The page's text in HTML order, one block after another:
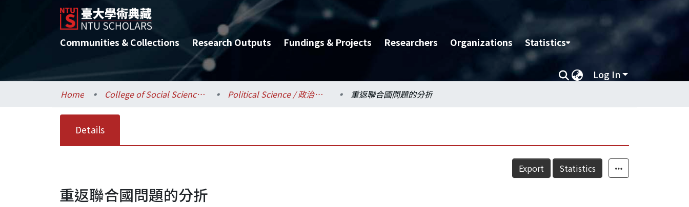
Communities & Collections Research Outputs Fundings & Projects Researchers Organizations Statistics
Log In
Home College of Social Sciences / 社會科學院 Political Science / 政治學系 重返聯合國問題的分折
Details
Export Statistics
重返聯合國問題的分折